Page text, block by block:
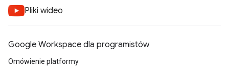
Pliki wideo
Google Workspace dla programistów
Omówienie platformy